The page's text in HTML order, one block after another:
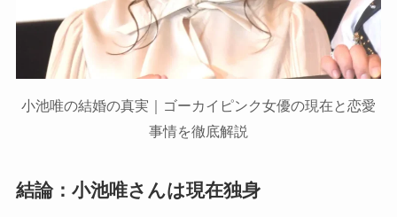
小池唯の結婚の真実｜ゴーカイピンク女優の現在と恋愛
事情を徹底解説
結論：小池唯さんは現在独身